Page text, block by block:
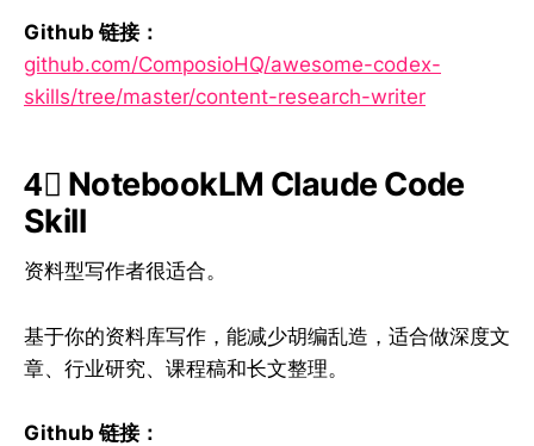
Github 链接：
github.com/ComposioHQ/awesome-codex-
skills/tree/master/content-research-writer
4⃣ NotebookLM Claude Code
Skill
资料型写作者很适合。
基于你的资料库写作，能减少胡编乱造，适合做深度文
章、行业研究、课程稿和长文整理。
Github 链接：